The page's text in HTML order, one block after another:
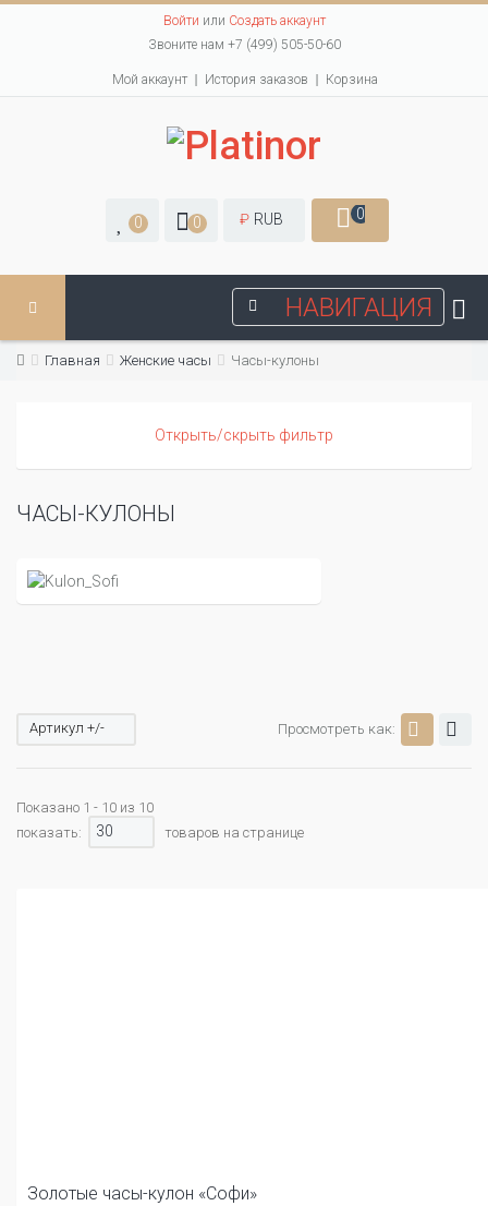
Войти или Создать аккаунт
Звоните нам +7 (499) 505-50-60
Мой аккаунт История заказов Корзина
0 0 ₽ RUB 0
НАВИГАЦИЯ
Главная Женские часы Часы-кулоны
Открыть/скрыть фильтр
ЧАСЫ-КУЛОНЫ
Просмотреть как:
Артикул +/-
Показано 1 - 10 из 10
показать:
30 товаров на странице
Золотые часы-кулон «Софи»